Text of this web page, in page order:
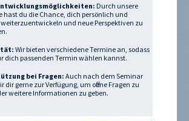
Durch unsere
hast du die Chance, dich persönlich und
und neue Perspektiven zu
Wir bieten verschiedene Termine an, sodass
dich passenden Termin wählen kannst.
bei Fragen: Auch nach dem Seminar
dir gerne zur Verfügung, um offene Fragen zu
weitere Informationen zu geben.